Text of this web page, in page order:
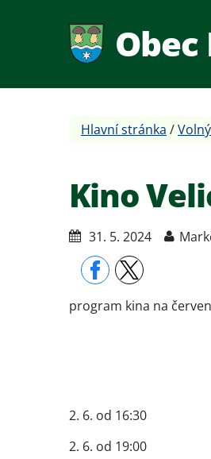
Hlavní stránka /
Kino
31. 5. 2024
program kina na červen
2. 6. od 16:30
2. 6. od 19:00